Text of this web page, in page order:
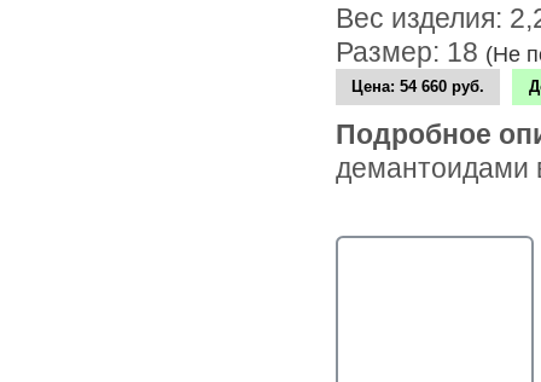
Вес изделия:
Размер: 18 (Не
Цена:54 660 руб.
Подробное
демантоидами